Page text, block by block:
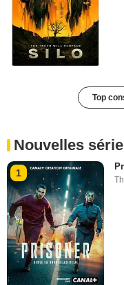
Top
Nouvelles
1